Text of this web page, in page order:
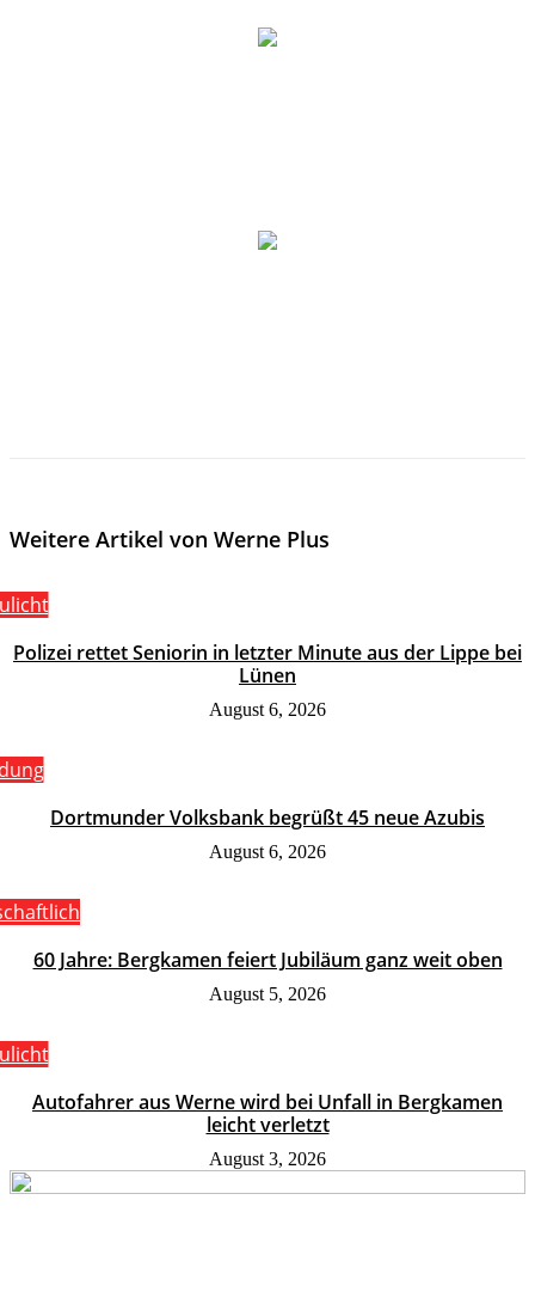
Weitere Artikel von Werne Plus
Polizei rettet Seniorin in letzter Minute aus der Lippe bei
Lünen
August 6, 2026
Dortmunder Volksbank begrüßt 45 neue Azubis
August 6, 2026
60 Jahre: Bergkamen feiert Jubiläum ganz weit oben
August 5, 2026
Autofahrer aus Werne wird bei Unfall in Bergkamen
leicht verletzt
August 3, 2026